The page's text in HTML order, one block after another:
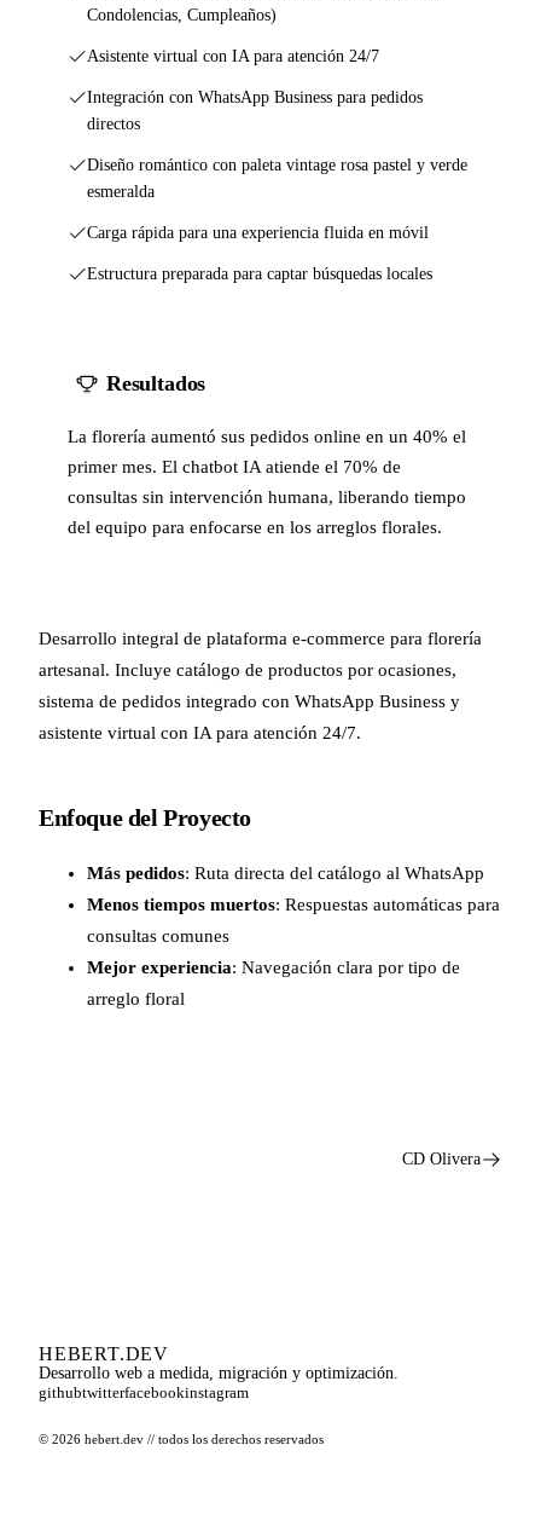
Condolencias, Cumpleaños)
Asistente virtual con IA para atención 24/7
Integración con WhatsApp Business para pedidos
directos
Diseño romántico con paleta vintage rosa pastel y verde
esmeralda
Carga rápida para una experiencia fluida en móvil
Estructura preparada para captar búsquedas locales
Resultados
La florería aumentó sus pedidos online en un 40% el
primer mes. El chatbot IA atiende el 70% de
consultas sin intervención humana, liberando tiempo
del equipo para enfocarse en los arreglos florales.
Desarrollo integral de plataforma e-commerce para florería
artesanal. Incluye catálogo de productos por ocasiones,
sistema de pedidos integrado con WhatsApp Business y
asistente virtual con IA para atención 24/7.
Enfoque del Proyecto
Más pedidos: Ruta directa del catálogo al WhatsApp
Menos tiempos muertos: Respuestas automáticas para
consultas comunes
Mejor experiencia: Navegación clara por tipo de
arreglo floral
CD Olivera
HEBERT.DEV
Desarrollo web a medida, migración y optimización.
githubtwitterfacebookinstagram
© 2026 hebert.dev // todos los derechos reservados